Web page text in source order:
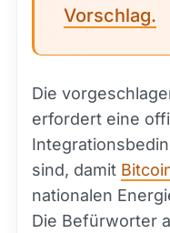
Vorschlag.
Die
erfordert eine
sind, damit
nationalen
Die Befürworter